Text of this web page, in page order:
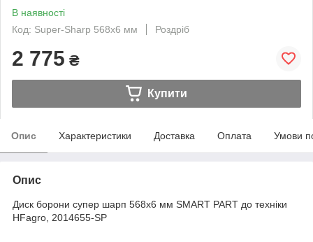
В наявності
Код: Super-Sharp 568х6 мм
Роздріб
2 775 ₴
Купити
Опис Характеристики Доставка Оплата Умови
Опис
Диск борони супер шарп 568х6 мм SMART PART до техніки
HFagro, 2014655-SP